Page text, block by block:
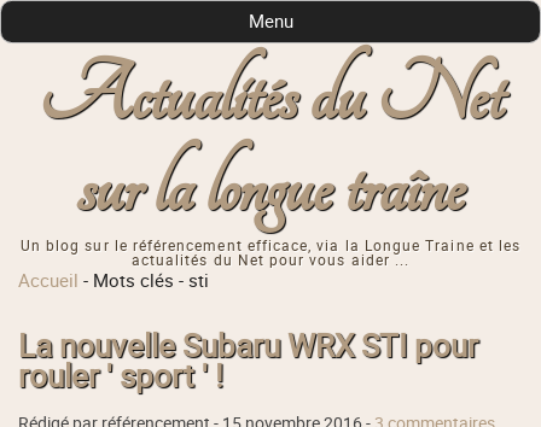
Actualités du Net
sur la longue traîne
Un blog sur le référencement efficace, via la Longue Traine et les
actualités du Net pour vous aider ...
Menu
Accueil - Mots clés -sti
La nouvelle Subaru WRX STI pour
rouler ' sport ' !